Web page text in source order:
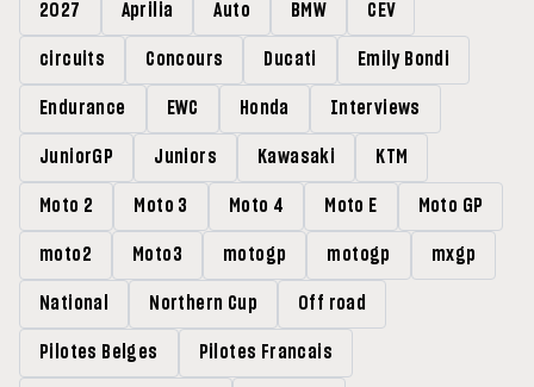
2027 Aprilia Auto BMW CEV
circuits Concours Ducati Emily Bondi
Endurance EWC Honda Interviews
JuniorGP Juniors Kawasaki KTM
Moto 2 Moto 3 Moto 4 Moto E Moto GP
moto2 Moto3 motogp motogp mxgp
National Northern Cup Off road
Pilotes Belges Pilotes Francais